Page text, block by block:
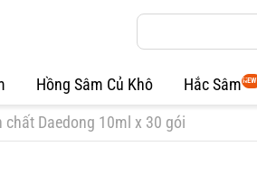
Hồng Sâm Củ Khô Hắc Sâm NEW
Daedong 10ml x 30 gói